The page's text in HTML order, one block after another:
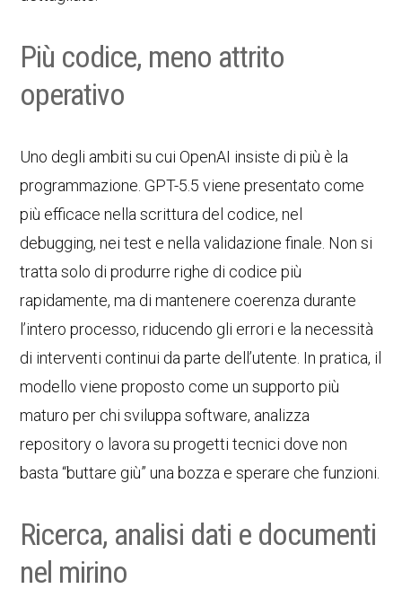
Più codice, meno attrito
operativo
Uno degli ambiti su cui OpenAI insiste di più è la
programmazione. GPT-5.5 viene presentato come
più efficace nella scrittura del codice, nel
debugging, nei test e nella validazione finale. Non si
tratta solo di produrre righe di codice più
rapidamente, ma di mantenere coerenza durante
l’intero processo, riducendo gli errori e la necessità
di interventi continui da parte dell’utente. In pratica, il
modello viene proposto come un supporto più
maturo per chi sviluppa software, analizza
repository o lavora su progetti tecnici dove non
basta “buttare giù” una bozza e sperare che funzioni.
Ricerca, analisi dati e documenti
nel mirino